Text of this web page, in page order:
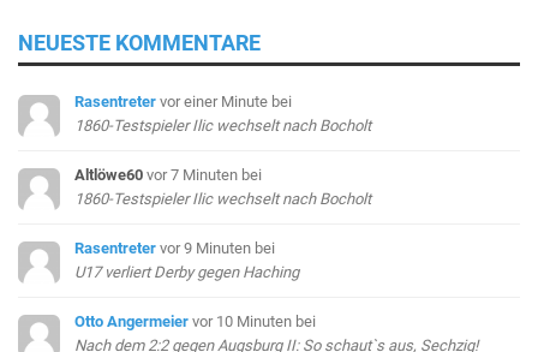
NEUESTE KOMMENTARE
Rasentreter vor einer Minute bei
1860-Testspieler Ilic wechselt nach Bocholt
Altlöwe60 vor 7 Minuten bei
1860-Testspieler Ilic wechselt nach Bocholt
Rasentreter vor 9 Minuten bei
U17 verliert Derby gegen Haching
Otto Angermeier vor 10 Minuten bei
Nach dem 2:2 gegen Augsburg II: So schaut`s aus, Sechzig!